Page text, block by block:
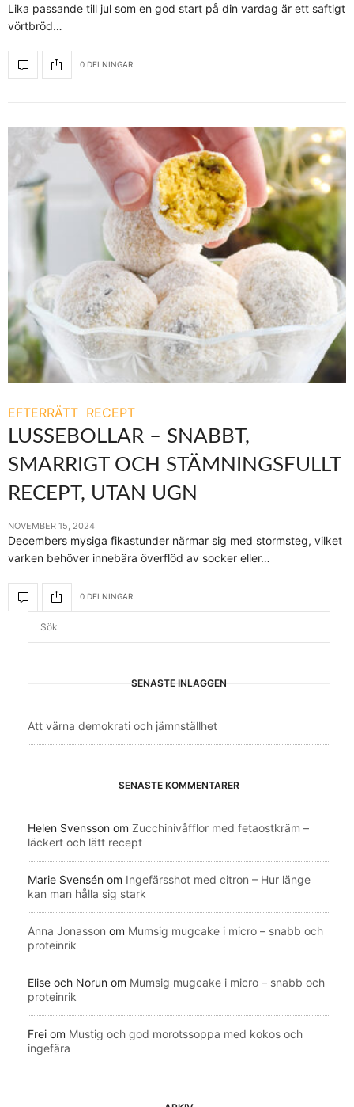
Lika passande till jul som en god start på din vardag är ett saftigt
vörtbröd…
0 DELNINGAR
EFTERRÄTT RECEPT
LUSSEBOLLAR – SNABBT,
SMARRIGT OCH STÄMNINGSFULLT
RECEPT, UTAN UGN
NOVEMBER 15, 2024
Decembers mysiga fikastunder närmar sig med stormsteg, vilket
varken behöver innebära överflöd av socker eller…
0 DELNINGAR
SENASTE INLÄGGEN
Att värna demokrati och jämnställhet
SENASTE KOMMENTARER
Helen Svensson om Zucchinivåfflor med fetaostkräm –
läckert och lätt recept
Marie Svensén om Ingefärsshot med citron – Hur länge
kan man hålla sig stark
Anna Jonasson om Mumsig mugcake i micro – snabb och
proteinrik
Elise och Norun om Mumsig mugcake i micro – snabb och
proteinrik
Frei om Mustig och god morotssoppa med kokos och
ingefära